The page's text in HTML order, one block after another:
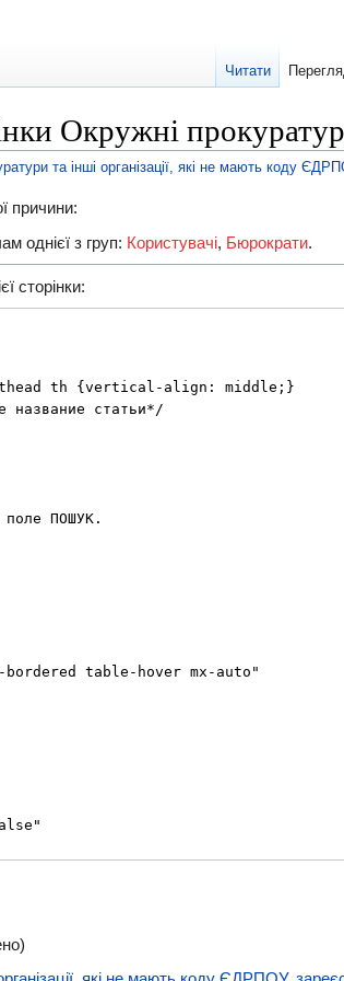
Окружні
та інші організації, які не мають коду
причини:
однієї з груп: Користувачі, Бюрократи.
сторінки:
Читати